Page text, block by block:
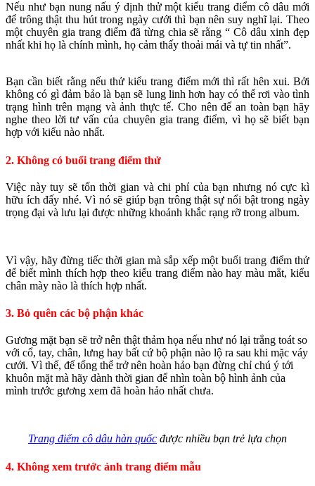
Nếu như bạn nung nấu ý định thử một kiểu trang điểm cô dâu mới
để trông thật thu hút trong ngày cưới thì bạn nên suy nghĩ lại. Theo
một chuyên gia trang điểm đã từng chia sẽ rằng “ Cô dâu xinh đẹp
nhất khi họ là chính mình, họ cảm thấy thoải mái và tự tin nhất”.
Bạn cần biết rằng nếu thử kiểu trang điểm mới thì rất hên xui. Bởi
không có gì đảm bảo là bạn sẽ lung linh hơn hay có thể rơi vào tình
trạng hình trên mạng và ảnh thực tế. Cho nên để an toàn bạn hãy
nghe theo lời tư vấn của chuyên gia trang điểm, vì họ sẽ biết bạn
hợp với kiểu nào nhất.
2. Không có buổi trang điểm thử
Việc này tuy sẽ tốn thời gian và chi phí của bạn nhưng nó cực kì
hữu ích đấy nhé. Vì nó sẽ giúp bạn trông thật sự nổi bật trong ngày
trọng đại và lưu lại được những khoảnh khắc rạng rỡ trong album.
Vì vậy, hãy đừng tiếc thời gian mà sắp xếp một buổi trang điểm thử
để biết mình thích hợp theo kiểu trang điểm nào hay màu mắt, kiểu
chân mày nào là thích hợp nhất.
3. Bỏ quên các bộ phận khác
Gương mặt bạn sẽ trở nên thật thảm họa nếu như nó lại trắng toát so
với cổ, tay, chân, lưng hay bất cứ bộ phận nào lộ ra sau khi mặc váy
cưới. Vì thế, để tổng thể trở nên hoàn hảo bạn đừng chỉ chú ý tới
khuôn mặt mà hãy dành thời gian để nhìn toàn bộ hình ảnh của
mình trước gương xem đã hoàn hảo nhất chưa.
Trang điểm cô dâu hàn quốc được nhiều bạn trẻ lựa chọn
4. Không xem trước ảnh trang điểm mẫu